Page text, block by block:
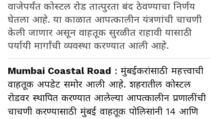
वाजेपर्यंत कोस्टल रोड तात्पुरता बंद ठेवण्याचा निर्णय
घेतला आहे. या काळात आपत्कालीन यंत्रणांची चाचणी
केली जाणार असून वाहतूक सुरळीत राहावी यासाठी
पर्यायी मार्गांची व्यवस्था करण्यात आली आहे.
Mumbai Coastal Road : मुंबईकरांसाठी महत्त्वाची
वाहतूक अपडेट समोर आली आहे. शहरातील कोस्टल
रोडवर स्थापित करण्यात आलेल्या आपत्कालीन प्रणालींची
चाचणी करण्यासाठी मुंबई वाहतूक पोलिसांनी 14 आणि